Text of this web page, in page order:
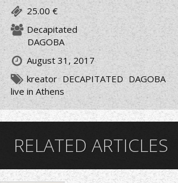
25.00 €
Decapitated
DAGOBA
August 31, 2017
kreator DECAPITATED DAGOBA
live in Athens
RELATED ARTICLES